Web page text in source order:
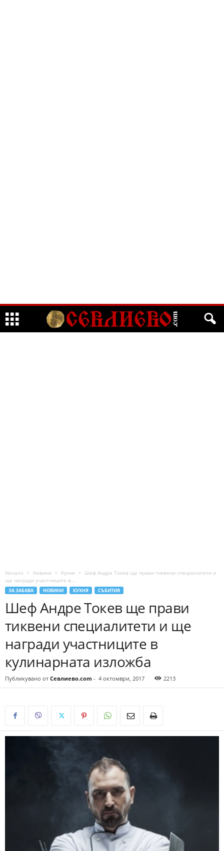
Начало Новини Кухня
Шеф Андре Токев ще прави тиквени специалитети и
ще награди участниците в...
ЗА ЗАБАВА НОВИНИ КУХНЯ СЪБИТИЯ
Шеф Андре Токев ще прави
тиквени специалитети и ще
награди участниците в
кулинарната изложба
Публикувано от Севлиево.com - 4 октомври, 2017 2213